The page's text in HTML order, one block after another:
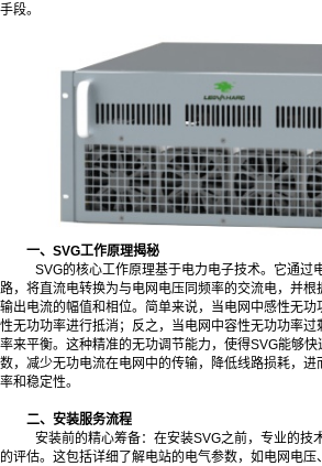
手段。
一、SVG工作原理揭秘
SVG的核心工作原理基于电力电子技术。它通过
路，将直流电转换为与电网电压同频率的交流电，并根
输出电流的幅值和相位。简单来说，当电网中感性无
性无功功率进行抵消；反之，当电网中容性无功功率
率来平衡。这种精准的无功调节能力，使得SVG能够
数，减少无功电流在电网中的传输，降低线路损耗，
率和稳定性。
二、安装服务流程
安装前的精心筹备：在安装SVG之前，专业的技
的评估。这包括详细了解电站的电气参数，如电网电